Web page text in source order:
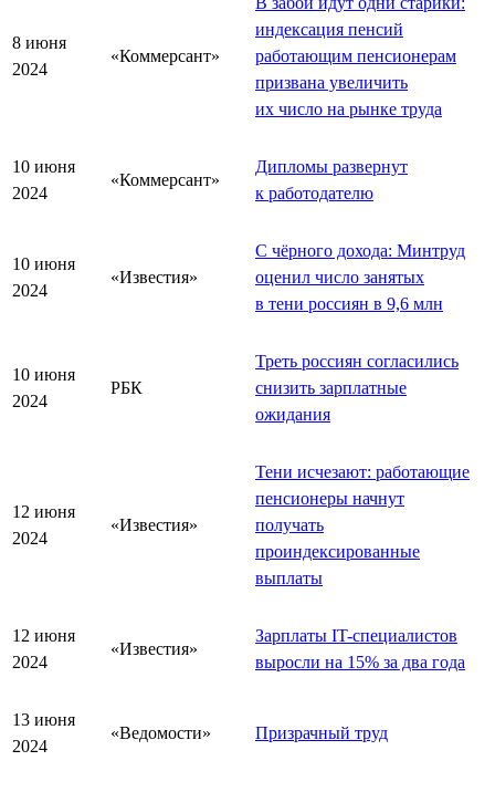
8 июня
2024
«Коммерсант»
индексация пенсий
работающим пенсионерам
призвана увеличить
их число на рынке труда
10 июня
2024
«Коммерсант»
Дипломы развернут
к работодателю
10 июня
2024
«Известия»
С чёрного дохода: Минтруд
оценил число занятых
в тени россиян в 9,6 млн
10 июня
2024
РБК
Треть россиян согласились
снизить зарплатные
ожидания
12 июня
2024
«Известия»
Тени исчезают: работающие
пенсионеры начнут
получать
проиндексированные
выплаты
12 июня
2024
«Известия»
Зарплаты IT-специалистов
выросли на 15% за два года
13 июня
2024
«Ведомости» Призрачный труд